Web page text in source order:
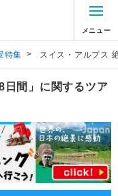
メニュー
特集 > スイス・アルプス
日間」に関するツア